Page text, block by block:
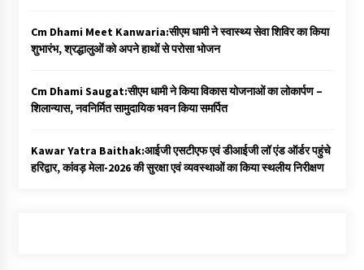
Cm Dhami Meet Kanwaria:सीएम धामी ने स्वास्थ्य सेवा शिविर का किया
शुभारंभ, श्रद्धालुओं को अपने हाथों से परोसा भोजन
Cm Dhami Saugat:सीएम धामी ने किया विकास योजनाओं का लोकार्पण –
शिलान्यास, नवनिर्मित सामुदायिक भवन किया समर्पित
Kawar Yatra Baithak:आईजी एसटीएफ एवं डीआईजी लॉ एंड ऑर्डर पहुंचे
हरिद्वार, कांवड़ मेला-2026 की सुरक्षा एवं व्यवस्थाओं का किया स्थलीय निरीक्षण